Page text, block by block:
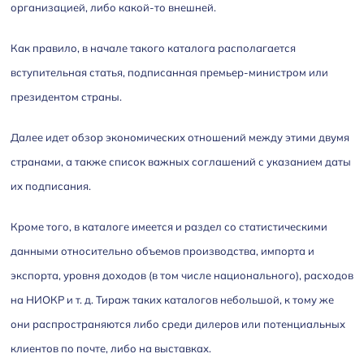
организацией, либо какой-то внешней.
Как правило, в начале такого каталога располагается
вступительная статья, подписанная премьер-министром или
президентом страны.
Далее идет обзор экономических отношений между этими двумя
странами, а также список важных соглашений с указанием даты
их подписания.
Кроме того, в каталоге имеется и раздел со статистическими
данными относительно объемов производства, импорта и
экспорта, уровня доходов (в том числе национального), расходов
на НИОКР и т. д. Тираж таких каталогов небольшой, к тому же
они распространяются либо среди дилеров или потенциальных
клиентов по почте, либо на выставках.